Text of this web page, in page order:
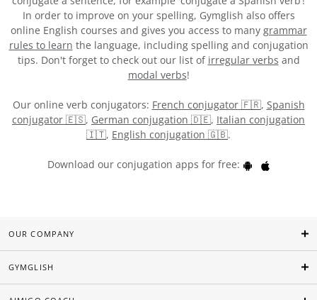
In order to improve on your spelling, Gymglish also offers
online English courses and gives you access to many grammar
rules to learn the language, including spelling and conjugation
tips. Don't forget to check out our list of irregular verbs and
modal verbs!
Our online verb conjugators: French conjugator 🇫🇷, Spanish
conjugator 🇪🇸, German conjugation 🇩🇪, Italian conjugation
🇮🇹, English conjugation 🇬🇧.
Download our conjugation apps for free:
OUR COMPANY
GYMGLISH